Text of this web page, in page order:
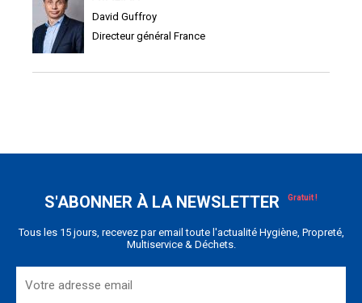
David Guffroy
Directeur général France
S'ABONNER À LA NEWSLETTER
Tous les 15 jours, recevez par email toute l'actualité Hygiène, Propreté,
Multiservice & Déchets.